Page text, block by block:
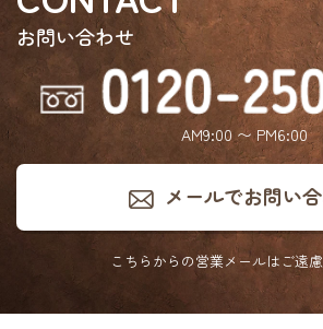
お問い合わせ
AM9:00 〜 PM6:00
メールでお問い
こちらからの営業メールはご遠